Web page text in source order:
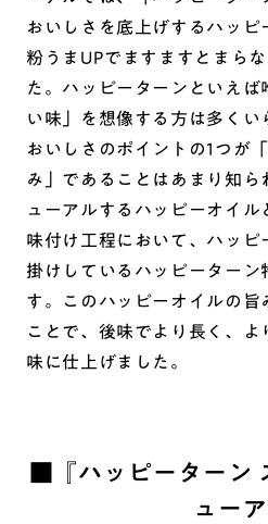
おいしさを底上げするハッピ
粉うまUPでますますとまら
た。ハッピーターンといえ
い味」を想像する方は多くい
おいしさのポイントの1つが
み」であることはあまり知ら
ューアルするハッピーオイル
味付け工程において、ハッピ
掛けしているハッピーターン
す。このハッピーオイルの旨
ことで、後味でより長く、よ
味に仕上げました。
■『ハッピーターン
ュー